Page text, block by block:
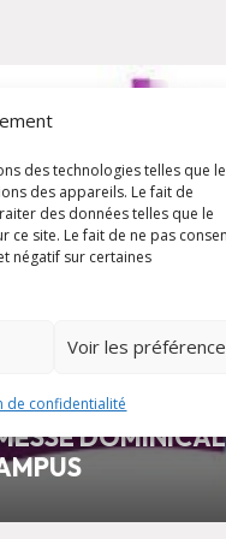
des technologies telles que
des appareils. Le fait de
des données telles que le
ce site. Le fait de ne pas
négatif sur certaines
Voir les
de confidentialité